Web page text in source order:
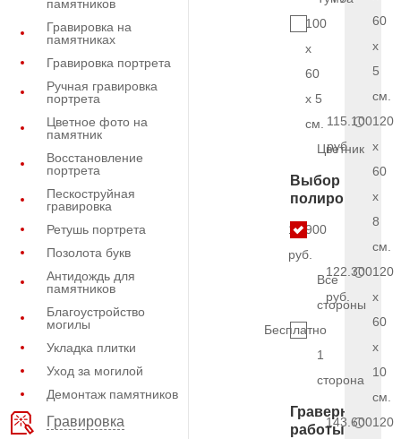
памятников
Гравировка на
памятниках
Гравировка портрета
Ручная гравировка
портрета
Цветное фото на
памятник
Восстановление
портрета
Пескоструйная
гравировка
Ретушь портрета
Позолота букв
Антидождь для
памятников
Благоустройство
могилы
Укладка плитки
Уход за могилой
Демонтаж памятников
Гравировка
100
x
60
x 5
см.
Цветник
Выбор
полировки
11.900
руб.
Все
стороны
Бесплатно
1
сторона
Граверные
работы
60
x
5
см.
115.100
руб.
120
x
60
x
8
см.
122.300
руб.
120
x
60
x
10
см.
143.600120